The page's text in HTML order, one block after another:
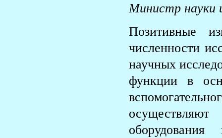
Министр науки
Позитивные
численности
научных
функции в